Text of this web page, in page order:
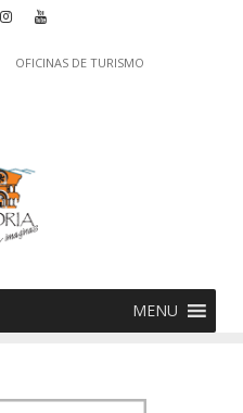
OFICINAS DE TURISMO
MENU